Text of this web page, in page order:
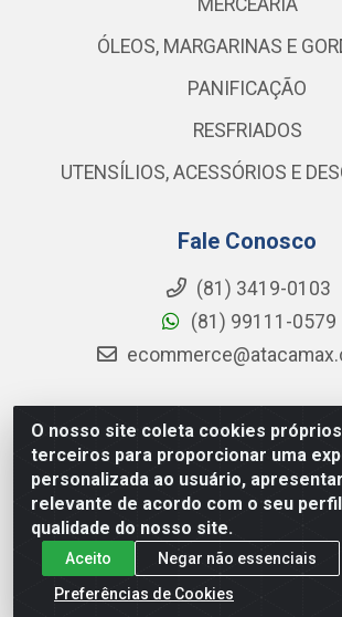
O nosso site coleta cookies
terceiros para proporcionar uma
personalizada ao usuário,
relevante de acordo com o seu
qualidade do nosso site.
Aceito
Negar não essenciais
Preferências de Cookies
MERCEARIA
ÓLEOS, MARGARINAS E
PANIFICAÇÃO
RESFRIADOS
UTENSÍLIOS, ACESSÓRIOS E
Fale Conosco
(81) 3419-0103
(81) 99111-0579
Atacamax Importadora de Alimentos LTDA -
101 - SUL, KM 79,60 GP E GALPAO:D -
Guararapes - PE, 54355-010 - CNPJ